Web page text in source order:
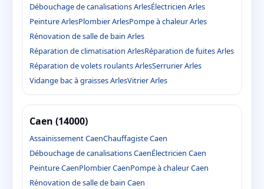
Débouchage de canalisations ArlesÉlectricien Arles
Peinture ArlesPlombier ArlesPompe à chaleur Arles
Rénovation de salle de bain Arles
Réparation de climatisation ArlesRéparation de fuites Arles
Réparation de volets roulants ArlesSerrurier Arles
Vidange bac à graisses ArlesVitrier Arles
Caen (14000)
Assainissement CaenChauffagiste Caen
Débouchage de canalisations CaenÉlectricien Caen
Peinture CaenPlombier CaenPompe à chaleur Caen
Rénovation de salle de bain Caen